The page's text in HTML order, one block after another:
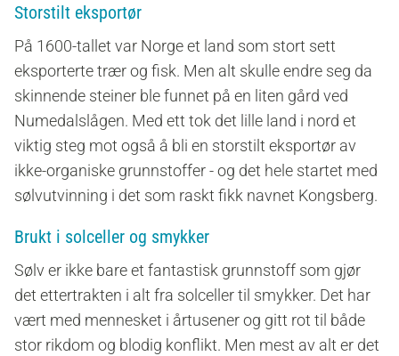
Storstilt eksportør
På 1600-tallet var Norge et land som stort sett
eksporterte trær og fisk. Men alt skulle endre seg da
skinnende steiner ble funnet på en liten gård ved
Numedalslågen. Med ett tok det lille land i nord et
viktig steg mot også å bli en storstilt eksportør av
ikke-organiske grunnstoffer - og det hele startet med
sølvutvinning i det som raskt fikk navnet Kongsberg.
Brukt i solceller og smykker
Sølv er ikke bare et fantastisk grunnstoff som gjør
det ettertrakten i alt fra solceller til smykker. Det har
vært med mennesket i årtusener og gitt rot til både
stor rikdom og blodig konflikt. Men mest av alt er det